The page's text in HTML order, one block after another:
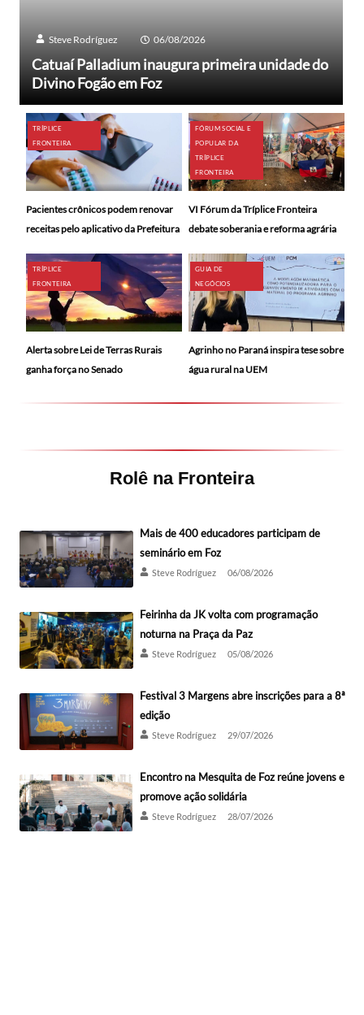
Steve Rodríguez 06/08/2026
Catuaí Palladium inaugura primeira unidade do
Divino Fogão em Foz
TRÍPLICE
FRONTEIRA
Pacientes crônicos podem renovar
receitas pelo aplicativo da Prefeitura
FÓRUM SOCIAL E
POPULAR DA
TRÍPLICE
FRONTEIRA
VI Fórum da Tríplice Fronteira
debate soberania e reforma agrária
TRÍPLICE
FRONTEIRA
Alerta sobre Lei de Terras Rurais
ganha força no Senado
GUIA DE
NEGÓCIOS
Agrinho no Paraná inspira tese sobre
água rural na UEM
Rolê na Fronteira
Mais de 400 educadores participam de
seminário em Foz
Steve Rodríguez 06/08/2026
Feirinha da JK volta com programação
noturna na Praça da Paz
Steve Rodríguez 05/08/2026
Festival 3 Margens abre inscrições para a 8ª
edição
Steve Rodríguez 29/07/2026
Encontro na Mesquita de Foz reúne jovens e
promove ação solidária
Steve Rodríguez 28/07/2026